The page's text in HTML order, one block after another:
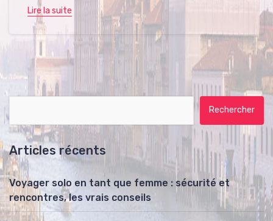
Lire la suite
Articles récents
Voyager solo en tant que femme : sécurité et
rencontres, les vrais conseils